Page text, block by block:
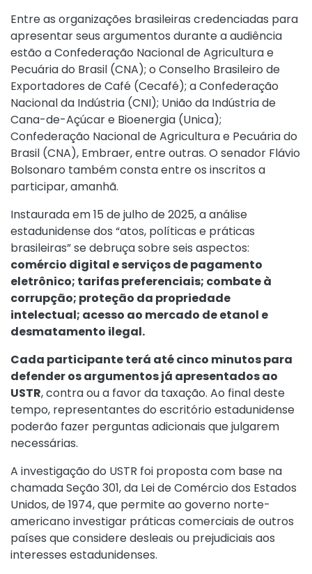
Entre as organizações brasileiras credenciadas para
apresentar seus argumentos durante a audiência
estão a Confederação Nacional de Agricultura e
Pecuária do Brasil (CNA); o Conselho Brasileiro de
Exportadores de Café (Cecafé); a Confederação
Nacional da Indústria (CNI); União da Indústria de
Cana-de-Açúcar e Bioenergia (Unica);
Confederação Nacional de Agricultura e Pecuária do
Brasil (CNA), Embraer, entre outras. O senador Flávio
Bolsonaro também consta entre os inscritos a
participar, amanhã.
Instaurada em 15 de julho de 2025, a análise
estadunidense dos “atos, políticas e práticas
brasileiras” se debruça sobre seis aspectos:
comércio digital e serviços de pagamento
eletrônico; tarifas preferenciais; combate à
corrupção; proteção da propriedade
intelectual; acesso ao mercado de etanol e
desmatamento ilegal.
Cada participante terá até cinco minutos para
defender os argumentos já apresentados ao
USTR, contra ou a favor da taxação. Ao final deste
tempo, representantes do escritório estadunidense
poderão fazer perguntas adicionais que julgarem
necessárias.
A investigação do USTR foi proposta com base na
chamada Seção 301, da Lei de Comércio dos Estados
Unidos, de 1974, que permite ao governo norte-
americano investigar práticas comerciais de outros
países que considere desleais ou prejudiciais aos
interesses estadunidenses.